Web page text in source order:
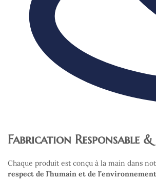
Fabrication Responsable
Chaque produit est conçu à la main dans
respect de l’humain et de